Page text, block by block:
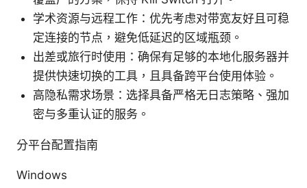
学术资源与远程工作：优先考虑对带宽友好且可稳
定连接的节点，避免低延迟的区域瓶颈。
出差或旅行时使用：确保有足够的本地化服务器并
提供快速切换的工具，且具备跨平台使用体验。
高隐私需求场景：选择具备严格无日志策略、强加
密与多重认证的服务。
分平台配置指南
Windows